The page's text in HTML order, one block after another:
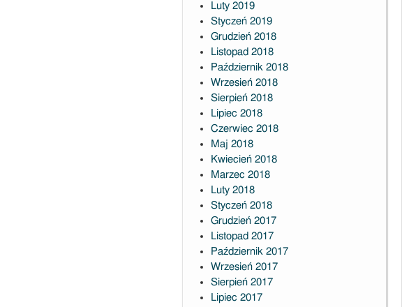
Luty 2019
Styczeń 2019
Grudzień 2018
Listopad 2018
Październik 2018
Wrzesień 2018
Sierpień 2018
Lipiec 2018
Czerwiec 2018
Maj 2018
Kwiecień 2018
Marzec 2018
Luty 2018
Styczeń 2018
Grudzień 2017
Listopad 2017
Październik 2017
Wrzesień 2017
Sierpień 2017
Lipiec 2017